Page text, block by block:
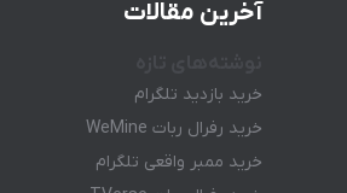
آخرین مقالات
خرید بازدید تلگرام
خرید رفرال ربات WeMine
خرید ممبر واقعی تلگرام